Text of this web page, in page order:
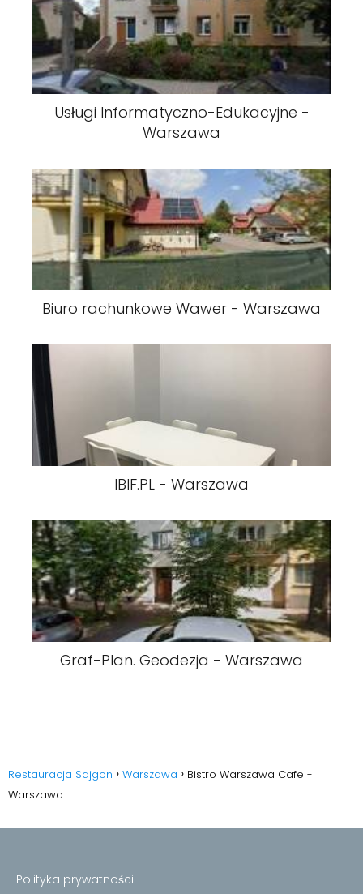
Usługi Informatyczno-Edukacyjne -
Warszawa
Biuro rachunkowe Wawer - Warszawa
IBIF.PL - Warszawa
Graf-Plan. Geodezja - Warszawa
Restauracja Sajgon Warszawa
Bistro Warszawa Cafe -
Warszawa
Polityka prywatności